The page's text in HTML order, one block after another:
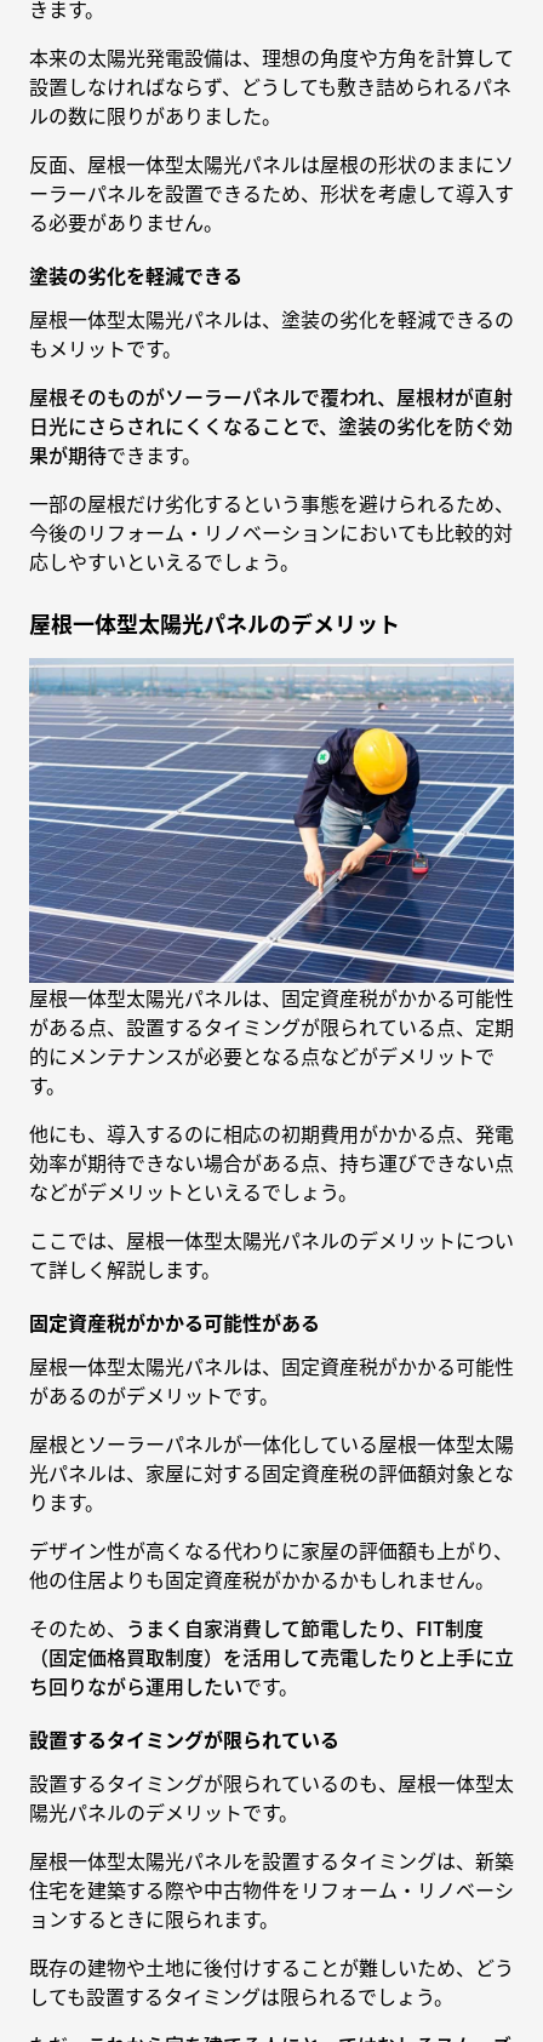
きます。
本来の太陽光発電設備は、理想の角度や方角を計算して
設置しなければならず、どうしても敷き詰められるパネ
ルの数に限りがありました。
反面、屋根一体型太陽光パネルは屋根の形状のままにソ
ーラーパネルを設置できるため、形状を考慮して導入す
る必要がありません。
塗装の劣化を軽減できる
屋根一体型太陽光パネルは、塗装の劣化を軽減できるの
もメリットです。
屋根そのものがソーラーパネルで覆われ、屋根材が直射
日光にさらされにくくなることで、塗装の劣化を防ぐ効
果が期待できます。
一部の屋根だけ劣化するという事態を避けられるため、
今後のリフォーム・リノベーションにおいても比較的対
応しやすいといえるでしょう。
屋根一体型太陽光パネルのデメリット
屋根一体型太陽光パネルは、固定資産税がかかる可能性
がある点、設置するタイミングが限られている点、定期
的にメンテナンスが必要となる点などがデメリットで
す。
他にも、導入するのに相応の初期費用がかかる点、発電
効率が期待できない場合がある点、持ち運びできない点
などがデメリットといえるでしょう。
ここでは、屋根一体型太陽光パネルのデメリットについ
て詳しく解説します。
固定資産税がかかる可能性がある
屋根一体型太陽光パネルは、固定資産税がかかる可能性
があるのがデメリットです。
屋根とソーラーパネルが一体化している屋根一体型太陽
光パネルは、家屋に対する固定資産税の評価額対象とな
ります。
デザイン性が高くなる代わりに家屋の評価額も上がり、
他の住居よりも固定資産税がかかるかもしれません。
そのため、 うまく自家消費して節電したり、FIT制度
（固定価格買取制度）を活用して売電したりと上手に立
ち回りながら運用したいです。
設置するタイミングが限られている
設置するタイミングが限られているのも、屋根一体型太
陽光パネルのデメリットです。
屋根一体型太陽光パネルを設置するタイミングは、新築
住宅を建築する際や中古物件をリフォーム・リノベーシ
ョンするときに限られます。
既存の建物や土地に後付けすることが難しいため、どう
しても設置するタイミングは限られるでしょう。